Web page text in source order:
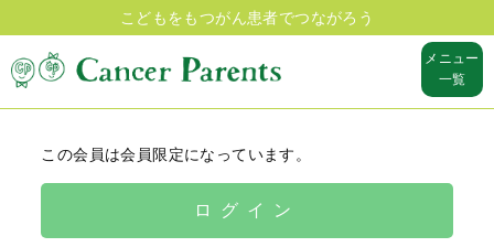
こどもをもつがん患者でつながろう
メニュー
一覧
この会員は会員限定になっています。
ログイン